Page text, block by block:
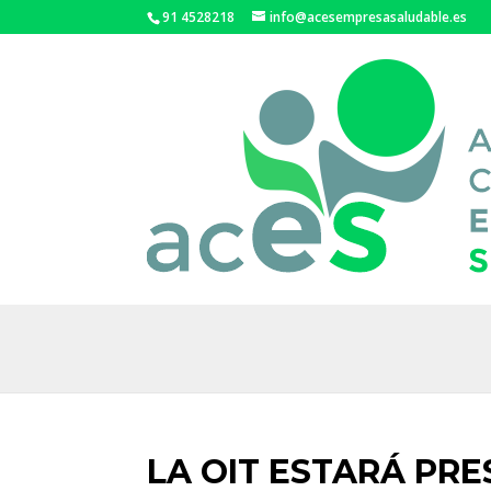
91 4528218 info@acesempresasaludable.es
LA OIT ESTARÁ